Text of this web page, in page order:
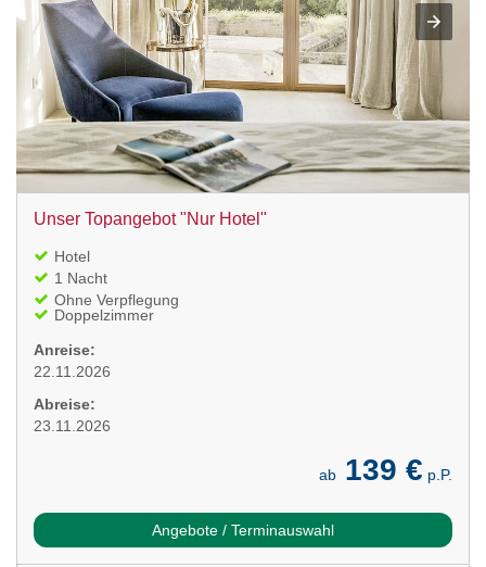
Unser Topangebot "Nur Hotel"
Hotel
1 Nacht
Ohne Verpflegung
Doppelzimmer
Anreise:
22.11.2026
Abreise:
23.11.2026
ab 139 € p.P.
Angebote / Terminauswahl